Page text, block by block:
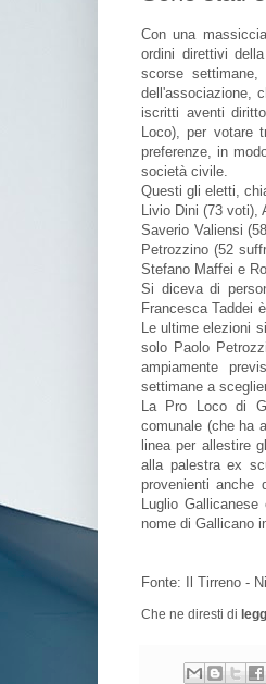
Con una
ordini direttivi
scorse
dell'associazione,
iscritti aventi
Loco), per votare
preferenze, in
società civile.
Questi gli eletti,
Livio Dini (73 voti),
Saverio Valiensi
Petrozzino (52
Stefano Maffei e
Si diceva di
Francesca Taddei
Le ultime elezioni
solo Paolo
ampiamente
settimane a
La Pro Loco di
comunale (che ha
linea per allestire
alla palestra ex
provenienti
Luglio
nome di Gallicano
Fonte: Il Tirreno -
Che ne diresti di